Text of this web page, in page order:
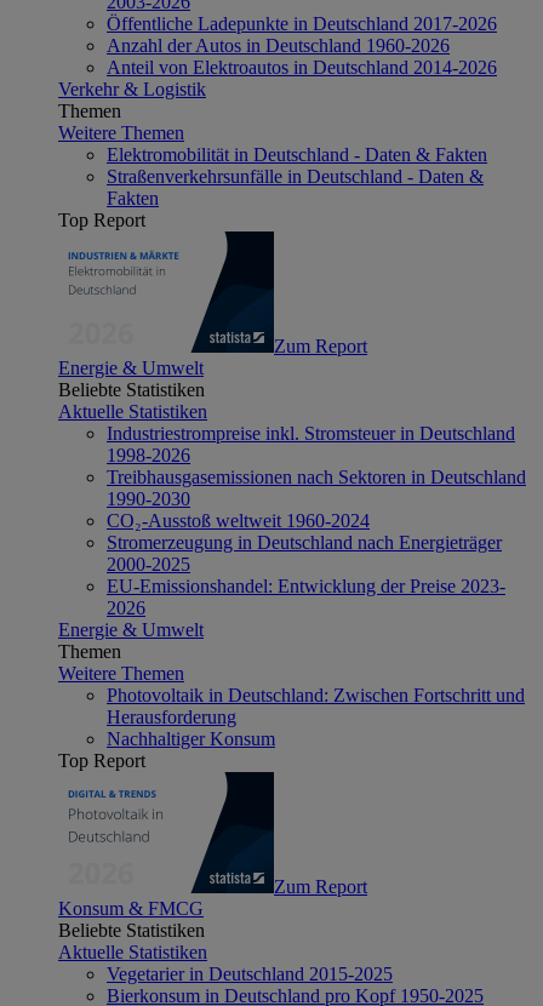
Öffentliche Ladepunkte in Deutschland 2017-2026
Anzahl der Autos in Deutschland 1960-2026
Anteil von Elektroautos in Deutschland 2014-2026
Verkehr & Logistik
Themen
Weitere Themen
Elektromobilität in Deutschland - Daten & Fakten
Straßenverkehrsunfälle in Deutschland - Daten &
Fakten
Top Report
Zum Report
Energie & Umwelt
Beliebte Statistiken
Aktuelle Statistiken
Industriestrompreise inkl. Stromsteuer in Deutschland
1998-2026
Treibhausgasemissionen nach Sektoren in Deutschland
1990-2030
CO₂-Ausstoß weltweit 1960-2024
Stromerzeugung in Deutschland nach Energieträger
2000-2025
EU-Emissionshandel: Entwicklung der Preise 2023-
2026
Energie & Umwelt
Themen
Weitere Themen
Photovoltaik in Deutschland: Zwischen Fortschritt und
Herausforderung
Nachhaltiger Konsum
Top Report
Zum Report
Konsum & FMCG
Beliebte Statistiken
Aktuelle Statistiken
Vegetarier in Deutschland 2015-2025
Bierkonsum in Deutschland pro Kopf 1950-2025